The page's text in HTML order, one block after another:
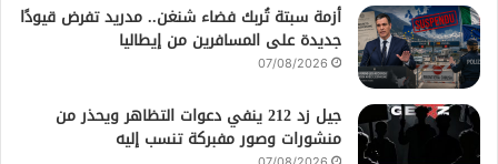
أزمة سبتة تُربك فضاء شنغن.. مدريد تفرض قيودًا
جديدة على المسافرين من إيطاليا
07/08/2026
جيل زد 212 ينفي دعوات التظاهر ويحذر من
منشورات وصور مفبركة تنسب إليه